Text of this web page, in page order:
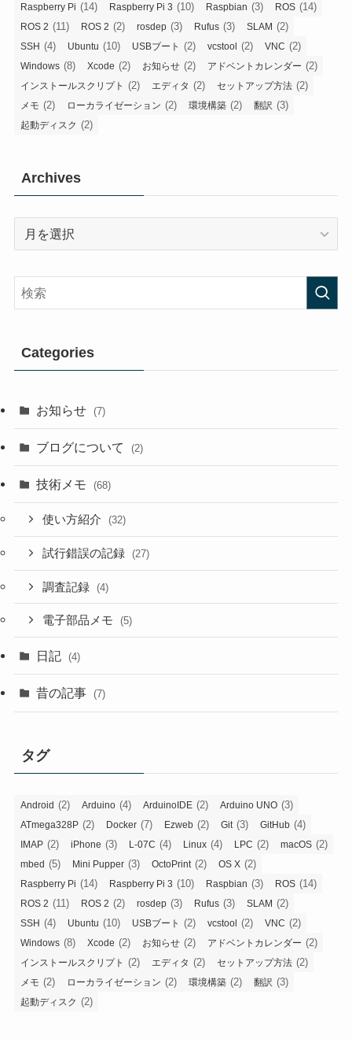
Raspberry Pi (14) Raspberry Pi 3 (10) Raspbian (3) ROS (14)
ROS 2 (11) ROS 2 (2) rosdep (3) Rufus (3) SLAM (2)
SSH (4) Ubuntu (10) USBブート (2) vcstool (2) VNC (2)
Windows (8) Xcode (2) お知らせ (2) アドベントカレンダー (2)
インストールスクリプト (2) エディタ (2) セットアップ方法 (2)
メモ (2) ローカライゼーション (2) 環境構築 (2) 翻訳 (3)
起動ディスク (2)
Archives
Archives
Categories
お知らせ (7)
ブログについて (2)
技術メモ (68)
使い方紹介 (32)
試行錯誤の記録 (27)
調査記録 (4)
電子部品メモ (5)
日記 (4)
昔の記事 (7)
タグ
Android (2) Arduino (4) ArduinoIDE (2) Arduino UNO (3)
ATmega328P (2) Docker (7) Ezweb (2) Git (3) GitHub (4)
IMAP (2) iPhone (3) L-07C (4) Linux (4) LPC (2) macOS (2)
mbed (5) Mini Pupper (3) OctoPrint (2) OS X (2)
Raspberry Pi (14) Raspberry Pi 3 (10) Raspbian (3) ROS (14)
ROS 2 (11) ROS 2 (2) rosdep (3) Rufus (3) SLAM (2)
SSH (4) Ubuntu (10) USBブート (2) vcstool (2) VNC (2)
Windows (8) Xcode (2) お知らせ (2) アドベントカレンダー (2)
インストールスクリプト (2) エディタ (2) セットアップ方法 (2)
メモ (2) ローカライゼーション (2) 環境構築 (2) 翻訳 (3)
起動ディスク (2)